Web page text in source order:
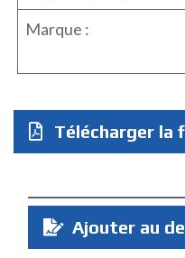
Marque :
Télécharger la
Quantité
Ajouter au